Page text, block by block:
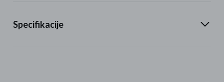
Specifikacije